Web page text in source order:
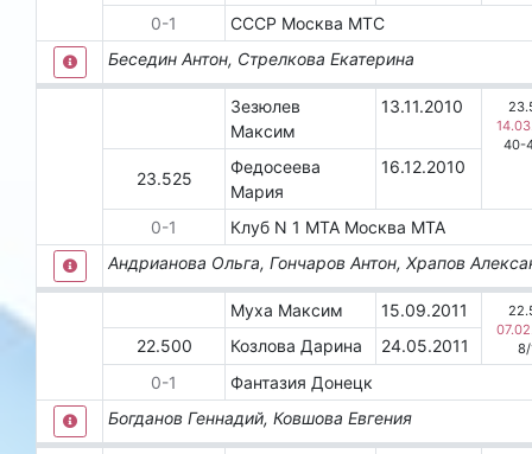
0-1 СССР Москва МТС
Беседин Антон, Стрелкова Екатерина
Зезюлев
Максим
13.11.2010
40-
23.525
Федосеева
Мария
16.12.2010
0-1 Клуб N 1 МТА Москва МТА
Андрианова Ольга, Гончаров Антон, Храпов
Муха Максим 15.09.2011
8/
22.500 Козлова Дарина
24.05.2011
0-1 Фантазия Донецк
Богданов Геннадий, Ковшова Евгения